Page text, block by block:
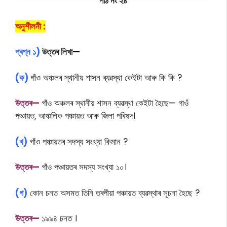
অনুশীলনী :
প্ৰশ্ন ১) উত্তৰ লিখা—
(ক) গাঁও অঞ্চলৰ স্থানীয় শাসন ব্যৱস্থা কেইটা আৰু কি কি ?
উত্তৰ— গাঁও অঞ্চলৰ স্থানীয় শাসন ব্যৱস্থা কেইটা হৈছে— গাওঁ
পঞ্চায়ত, আঞ্চলিক পঞ্চায়ত আৰু জিলা পৰিষদ।
(খ) গাঁও পঞ্চায়তৰ সদস্য সংখ্যা কিমান ?
উত্তৰ— গাঁও পঞ্চায়তৰ সদস্য সংখ্যা ১০।
(গ) কোন চনত অসমত তিনি তৰপীয়া পঞ্চায়ত ব্যৱস্থাৰ সূচনা হৈছে ?
উত্তৰ— ১৯৯৪ চনত ।